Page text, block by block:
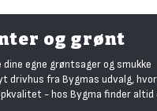
og grønt
egne grøntsager og smukke
fra Bygmas udvalg,
- hos Bygma finder altid